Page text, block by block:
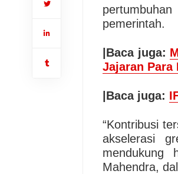
pemerintah.
|Baca juga:
Jajaran Para
|Baca juga:
“Kontribusi
akselerasi
Mahendra,